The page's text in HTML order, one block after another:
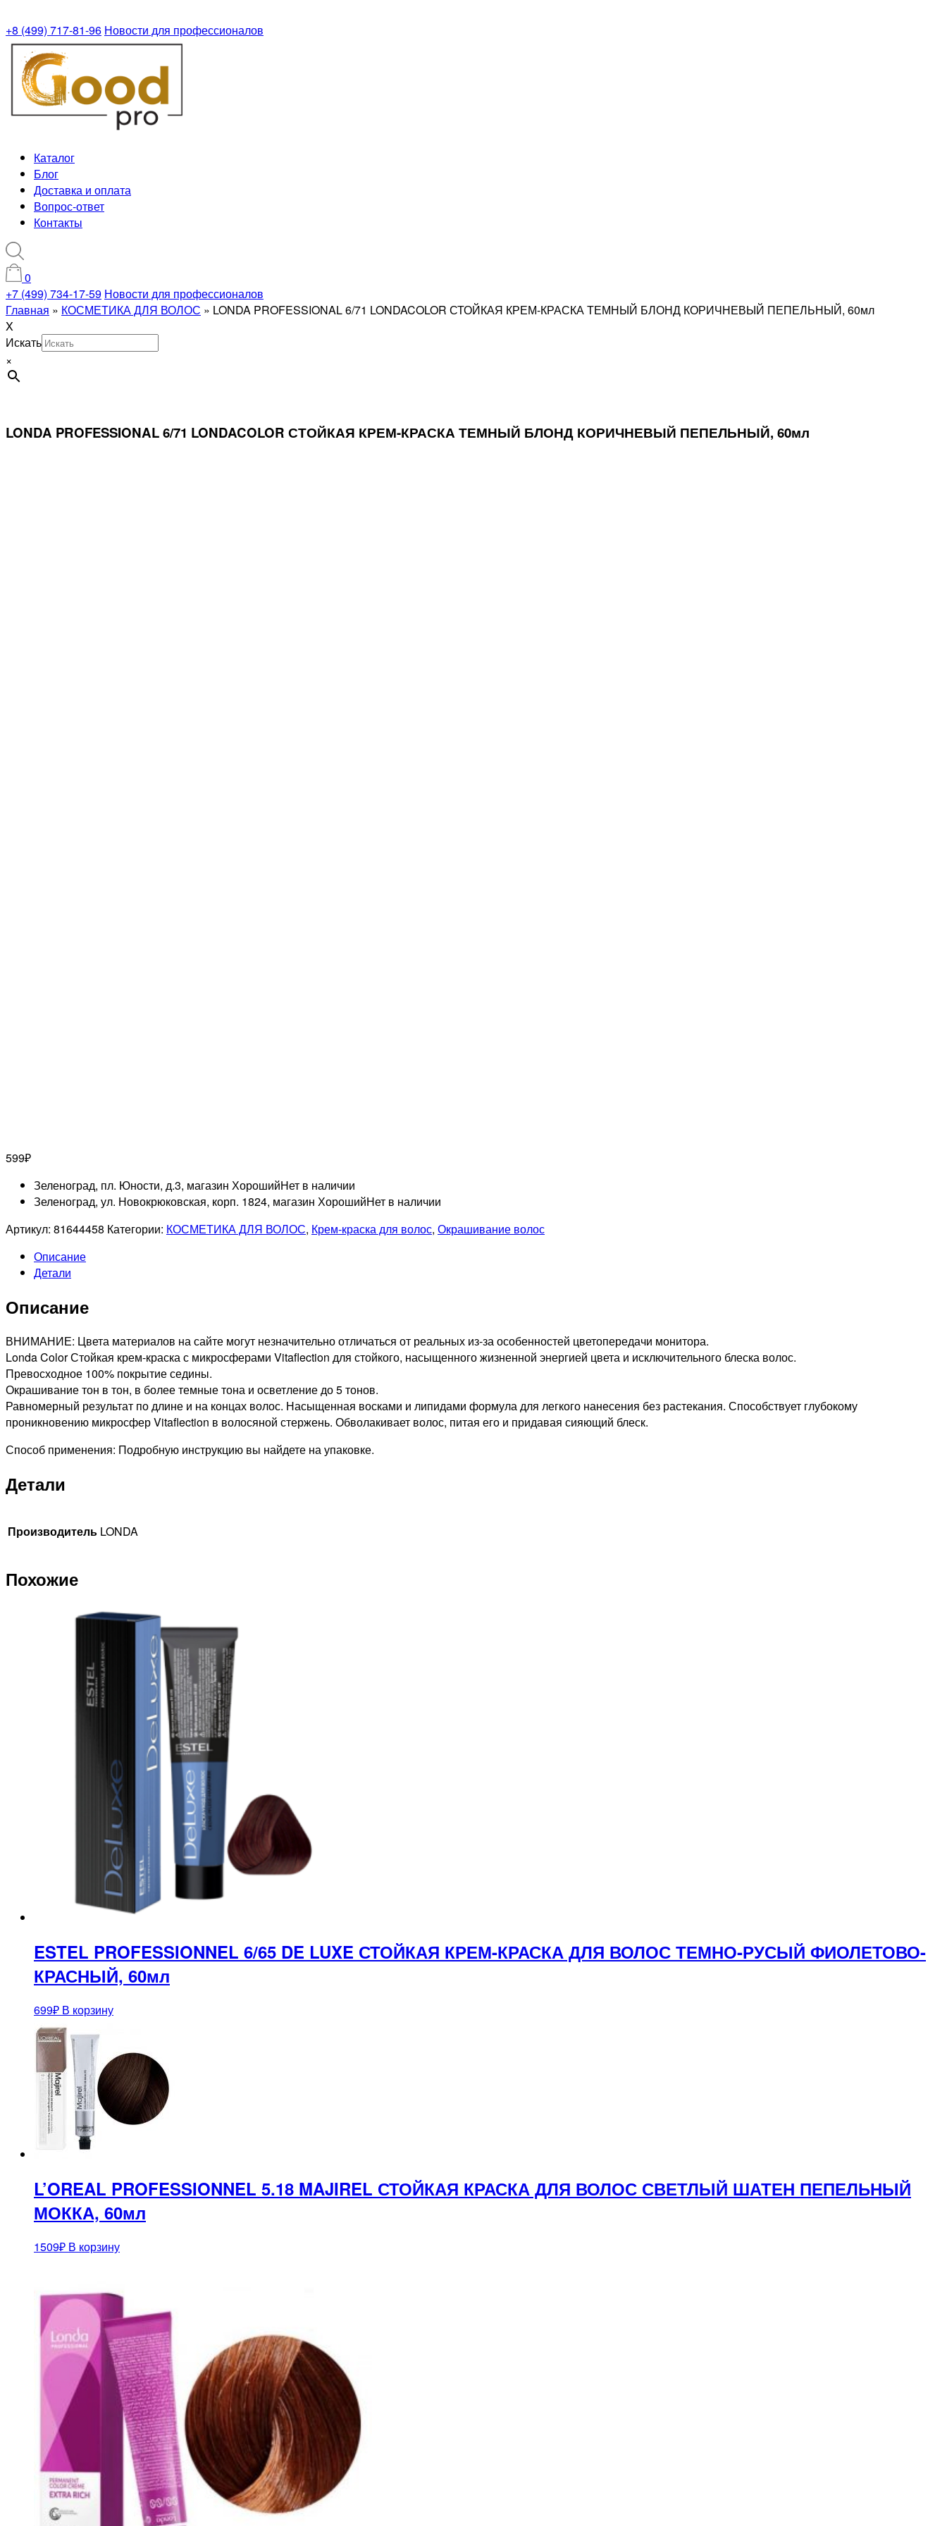
+8 (499) 717-81-96 Новости для профессионалов
Каталог
Блог
Доставка и оплата
Вопрос-ответ
Контакты
0
+7 (499) 734-17-59 Новости для профессионалов
Главная » КОСМЕТИКА ДЛЯ ВОЛОС » LONDA PROFESSIONAL 6/71 LONDACOLOR СТОЙКАЯ КРЕМ-КРАСКА ТЕМНЫЙ БЛОНД КОРИЧНЕВЫЙ ПЕПЕЛЬНЫЙ, 60мл
X
Искать
×
LONDA PROFESSIONAL 6/71 LONDACOLOR СТОЙКАЯ КРЕМ-КРАСКА ТЕМНЫЙ БЛОНД КОРИЧНЕВЫЙ ПЕПЕЛЬНЫЙ, 60мл
599₽
Зеленоград, пл. Юности, д.3, магазин ХорошийНет в наличии
Зеленоград, ул. Новокрюковская, корп. 1824, магазин ХорошийНет в наличии
Артикул: 81644458 Категории: КОСМЕТИКА ДЛЯ ВОЛОС, Крем-краска для волос, Окрашивание волос
Описание
Детали
Описание
ВНИМАНИЕ: Цвета материалов на сайте могут незначительно отличаться от реальных из-за особенностей цветопередачи монитора.
Londa Color Стойкая крем-краска с микросферами Vitaflection для стойкого, насыщенного жизненной энергией цвета и исключительного блеска волос.
Превосходное 100% покрытие седины.
Окрашивание тон в тон, в более темные тона и осветление до 5 тонов.
Равномерный результат по длине и на концах волос. Насыщенная восками и липидами формула для легкого нанесения без растекания. Способствует глубокому
проникновению микросфер Vitaflection в волосяной стержень. Обволакивает волос, питая его и придавая сияющий блеск.
Способ применения: Подробную инструкцию вы найдете на упаковке.
Детали
Производитель LONDA
Похожие
ESTEL PROFESSIONNEL 6/65 DE LUXE СТОЙКАЯ КРЕМ-КРАСКА ДЛЯ ВОЛОС ТЕМНО-РУСЫЙ ФИОЛЕТОВО-
КРАСНЫЙ, 60мл
699₽ В корзину
L’OREAL PROFESSIONNEL 5.18 MAJIREL СТОЙКАЯ КРАСКА ДЛЯ ВОЛОС СВЕТЛЫЙ ШАТЕН ПЕПЕЛЬНЫЙ
МОККА, 60мл
1509₽ В корзину